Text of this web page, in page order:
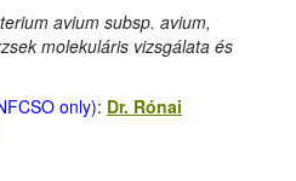
avium subsp. avium,
molekuláris vizsgálata és
only): Dr. Rónai